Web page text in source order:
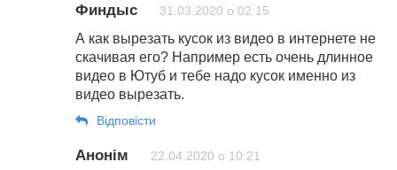
Финдыс 31.03.2020 о 02:15
А как вырезать кусок из видео в интернете не
скачивая его? Например есть очень длинное
видео в Ютуб и тебе надо кусок именно из
видео вырезать.
Відповіcти
Анонім 22.04.2020 о 10:21